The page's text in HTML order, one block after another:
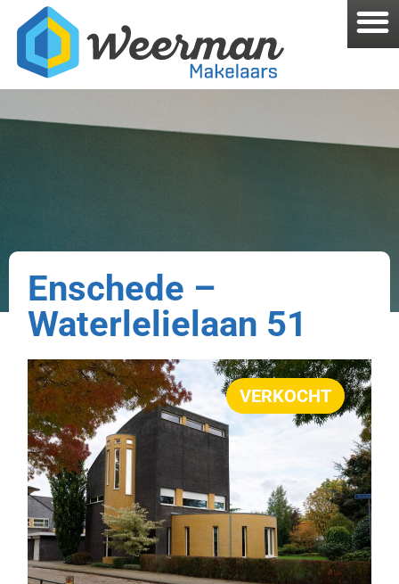
Enschede –
Waterlelielaan 51
VERKOCHT